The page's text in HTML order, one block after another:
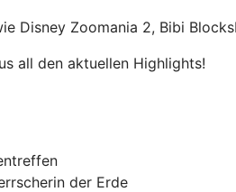
Disney Zoomania 2, Bibi
all den aktuellen Highlights!
der Erde